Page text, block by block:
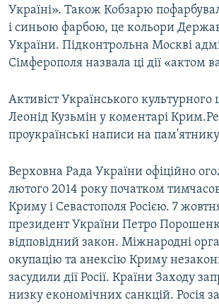
Україні». Також Кобзарю
і синьою фарбою, це кольори
України. Підконтрольна Москві
Сімферополя назвала ці дії «актом
Активіст Українського
Леонід Кузьмін у коментарі
проукраїнські написи на пам'ятнику
Верховна Рада України офіційно
лютого 2014 року початком
Криму і Севастополя Росією. 7
президент України Петро
відповідний закон. Міжнародні
окупацію та анексію Криму
засудили дії Росії. Країни Заходу
низку економічних санкцій. Росія